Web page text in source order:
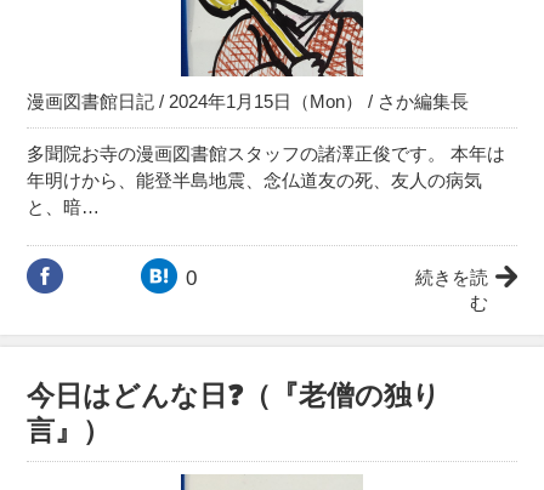
漫画図書館日記 / 2024年1月15日（Mon） / さか編集長
多聞院お寺の漫画図書館スタッフの諸澤正俊です。 本年は
年明けから、能登半島地震、念仏道友の死、友人の病気
と、暗…
0
続きを読
む
今日はどんな日❓（『老僧の独り
言』）